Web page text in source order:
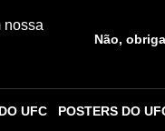
nossa
Não,
UFC POSTERS DO